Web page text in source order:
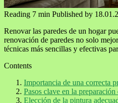
Reading 7 min Published by
Renovar las paredes de un hogar
renovación de paredes no solo
técnicas más sencillas y efectivas
Contents
Importancia de una correcta
Pasos clave en la preparación
Elección de la pintura